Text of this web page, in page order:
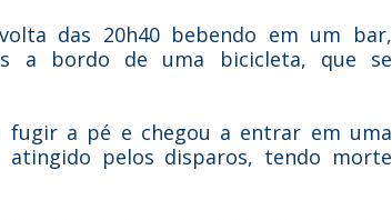
das 20h40 bebendo em um bar,
a bordo de uma bicicleta, que se
fugir a pé e chegou a entrar em uma
pelos disparos, tendo morte